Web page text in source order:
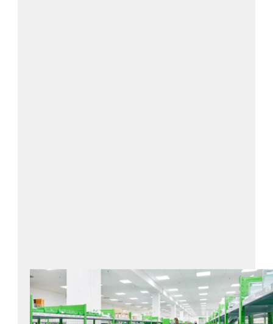
Kontakta oss